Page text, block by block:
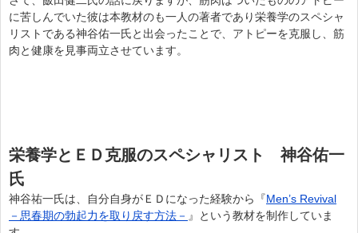
に苦しんでいた彼は本教材のも一人の著者であり栄養学のスペシャ
リストである神谷佑一氏と出会ったことで、アトピーを克服し、筋
肉と健康を見事両立させています。
栄養学とＥＤ克服のスペシャリスト 神谷佑一
氏
神谷祐一氏は、自分自身がＥＤになった経験から『Men’s Revival
－思春期の勃起力を取り戻す方法－ 』という教材を制作していま